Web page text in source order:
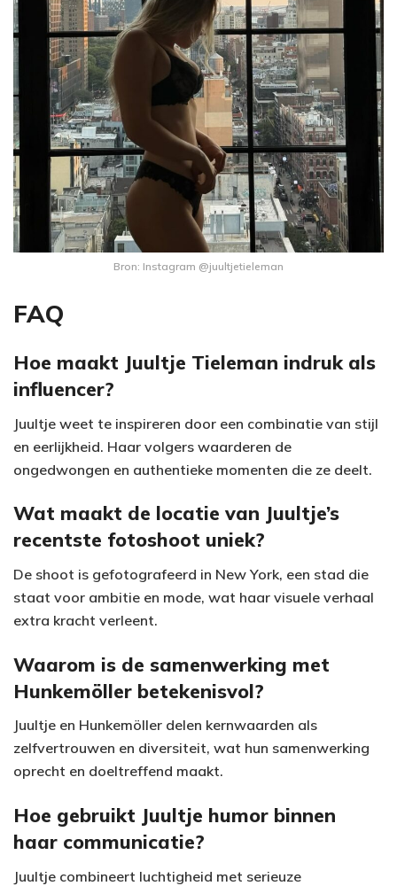
Bron: Instagram @juultjetieleman
FAQ
Hoe maakt Juultje Tieleman indruk als
influencer?
Juultje weet te inspireren door een combinatie van stijl
en eerlijkheid. Haar volgers waarderen de
ongedwongen en authentieke momenten die ze deelt.
Wat maakt de locatie van Juultje’s
recentste fotoshoot uniek?
De shoot is gefotografeerd in New York, een stad die
staat voor ambitie en mode, wat haar visuele verhaal
extra kracht verleent.
Waarom is de samenwerking met
Hunkemöller betekenisvol?
Juultje en Hunkemöller delen kernwaarden als
zelfvertrouwen en diversiteit, wat hun samenwerking
oprecht en doeltreffend maakt.
Hoe gebruikt Juultje humor binnen
haar communicatie?
Juultje combineert luchtigheid met serieuze